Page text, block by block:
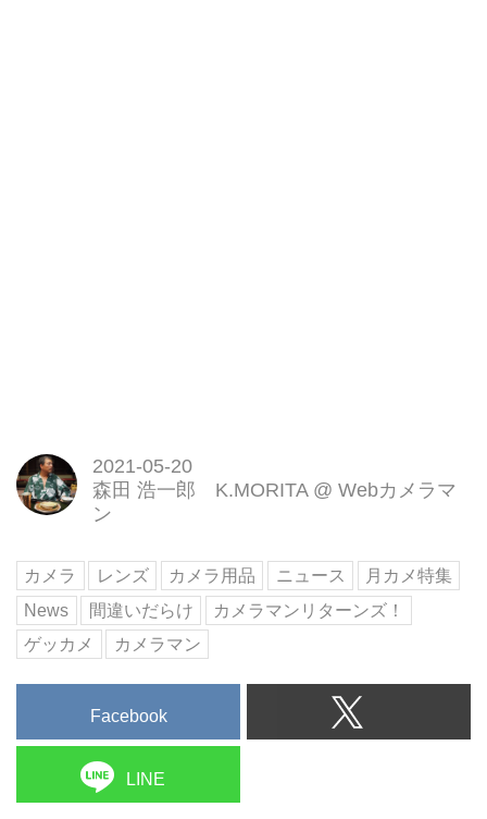
2021-05-20
森田 浩一郎 K.MORITA @ Webカメラマ
ン
カメラ レンズ カメラ用品 ニュース
月カメ特集
News
間違いだらけ
カメラマンリターンズ！
ゲッカメ
カメラマン
Facebook
LINE